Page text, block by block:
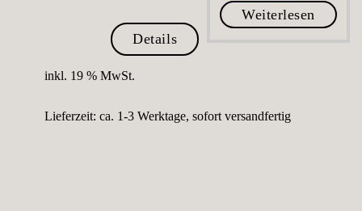
Details
Weiterlesen
inkl. 19 % MwSt.
Lieferzeit: ca. 1-3 Werktage, sofort versandfertig